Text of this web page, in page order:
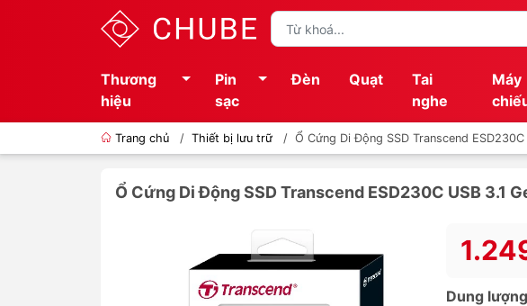
Thương
hiệu
Pin
sạc
Đèn Quạt
Tai
nghe
Máy
Trang chủ / Thiết bị lưu trữ / Ổ Cứng Di Động SSD Transcend
Ổ Cứng Di Động SSD Transcend ESD230C USB 3.1
Dung lượng